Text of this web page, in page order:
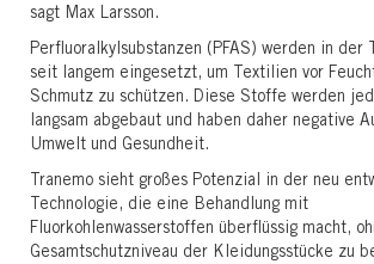
sagt Max Larsson.
Perfluoralkylsubstanzen (PFAS) werden in der
seit langem eingesetzt, um Textilien vor
Schmutz zu schützen. Diese Stoffe werden
langsam abgebaut und haben daher negative
Umwelt und Gesundheit.
Tranemo sieht großes Potenzial in der neu
Technologie, die eine Behandlung mit
Fluorkohlenwasserstoffen überflüssig macht,
Gesamtschutzniveau der Kleidungsstücke zu